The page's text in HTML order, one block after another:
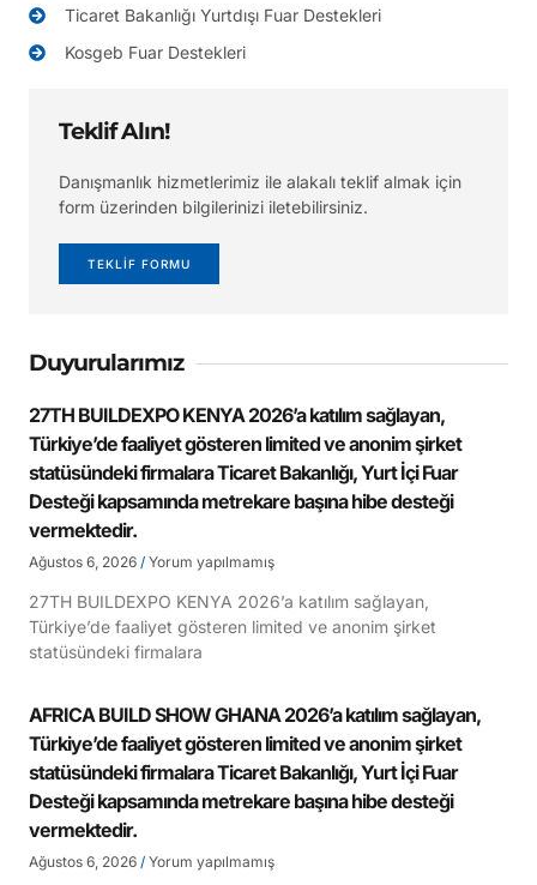
Ticaret Bakanlığı Yurtdışı Fuar Destekleri
Kosgeb Fuar Destekleri
Teklif Alın!
Danışmanlık hizmetlerimiz ile alakalı teklif almak için
form üzerinden bilgilerinizi iletebilirsiniz.
TEKLİF FORMU
Duyurularımız
27TH BUILDEXPO KENYA 2026’a katılım sağlayan,
Türkiye’de faaliyet gösteren limited ve anonim şirket
statüsündeki firmalara Ticaret Bakanlığı, Yurt İçi Fuar
Desteği kapsamında metrekare başına hibe desteği
vermektedir.
Ağustos 6, 2026 Yorum yapılmamış
27TH BUILDEXPO KENYA 2026’a katılım sağlayan,
Türkiye’de faaliyet gösteren limited ve anonim şirket
statüsündeki firmalara
AFRICA BUILD SHOW GHANA 2026’a katılım sağlayan,
Türkiye’de faaliyet gösteren limited ve anonim şirket
statüsündeki firmalara Ticaret Bakanlığı, Yurt İçi Fuar
Desteği kapsamında metrekare başına hibe desteği
vermektedir.
Ağustos 6, 2026 Yorum yapılmamış